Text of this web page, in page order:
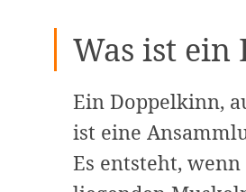
Was ist ein
Ein Doppelkinn,
ist eine
Es entsteht,